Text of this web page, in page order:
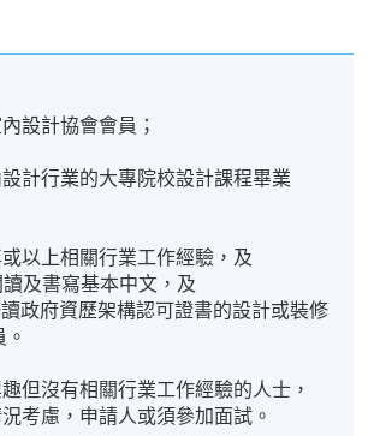
設計協會會員；
設計行業的大專院校設計課程畢業
或以上相關行業工作經驗，及
及書寫基本中文，及
政府資歷架構認可證書的設計或裝修
但沒有相關行業工作經驗的人士，
考慮，申請人或須參加面試。